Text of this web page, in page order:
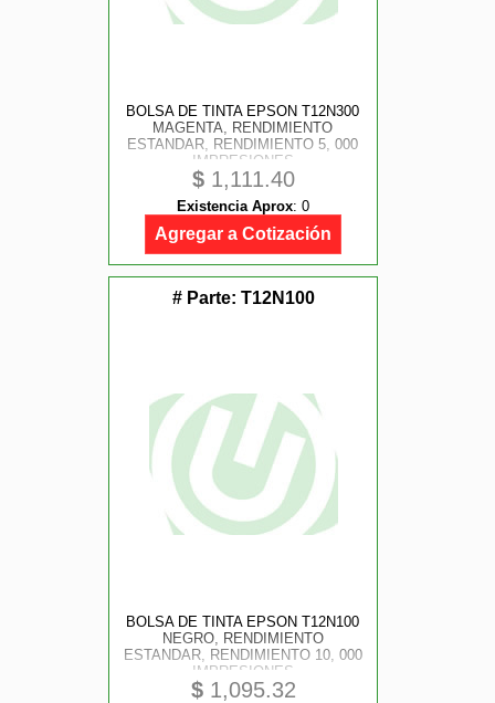
BOLSA DE TINTA EPSON T12N300
MAGENTA, RENDIMIENTO
ESTANDAR, RENDIMIENTO 5, 000
IMPRESIONES
$1,111.40
Existencia Aprox: 0
Agregar a Cotización
# Parte: T12N100
BOLSA DE TINTA EPSON T12N100
NEGRO, RENDIMIENTO
ESTANDAR, RENDIMIENTO 10, 000
IMPRESIONES
$1,095.32